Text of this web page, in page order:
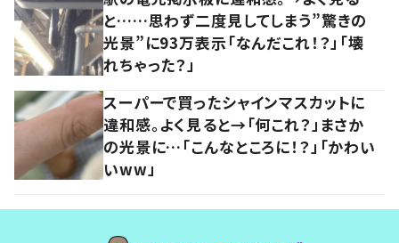
と……思わず二度見してしまう”驚きの
光景”に93万表示「なんだこれ！？」「壊
れちゃった？」
スーパーで買ったシャインマスカットに
違和感。よく見ると→「何これ？」まさか
の光景に…「こんなところに！？」「かわい
いww」